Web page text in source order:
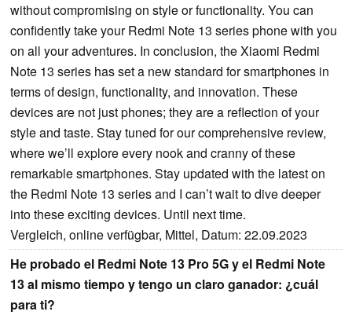
without compromising on style or functionality. You can
confidently take your Redmi Note 13 series phone with you
on all your adventures. In conclusion, the Xiaomi Redmi
Note 13 series has set a new standard for smartphones in
terms of design, functionality, and innovation. These
devices are not just phones; they are a reflection of your
style and taste. Stay tuned for our comprehensive review,
where we’ll explore every nook and cranny of these
remarkable smartphones. Stay updated with the latest on
the Redmi Note 13 series and I can’t wait to dive deeper
into these exciting devices. Until next time.
Vergleich, online verfügbar, Mittel, Datum: 22.09.2023
He probado el Redmi Note 13 Pro 5G y el Redmi Note
13 al mismo tiempo y tengo un claro ganador: ¿cuál
para ti?